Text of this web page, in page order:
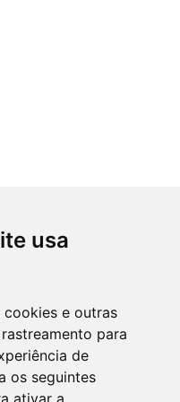
usa
e outras
para
de
os seguintes
ativar a
de